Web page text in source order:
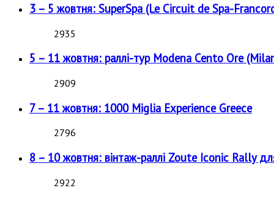
3 – 5 жовтня: SuperSpa (Le Circuit de Spa-
2935
5 – 11 жовтня: раллі-тур Modena Cento Ore
2909
7 – 11 жовтня: 1000 Miglia Experience Greece
2796
8 – 10 жовтня: вінтаж-раллі Zoute Iconic Rally
2922